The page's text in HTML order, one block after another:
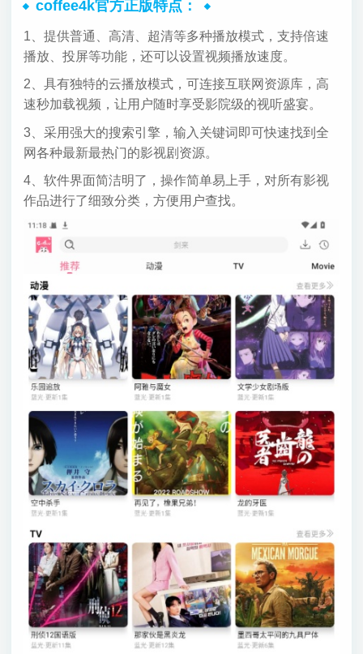
coffee4k官方正版特点：
1、提供普通、高清、超清等多种播放模式，支持倍速
播放、投屏等功能，还可以设置视频播放速度。
2、具有独特的云播放模式，可连接互联网资源库，高
速秒加载视频，让用户随时享受影院级的视听盛宴。
3、采用强大的搜索引擎，输入关键词即可快速找到全
网各种最新最热门的影视剧资源。
4、软件界面简洁明了，操作简单易上手，对所有影视
作品进行了细致分类，方便用户查找。